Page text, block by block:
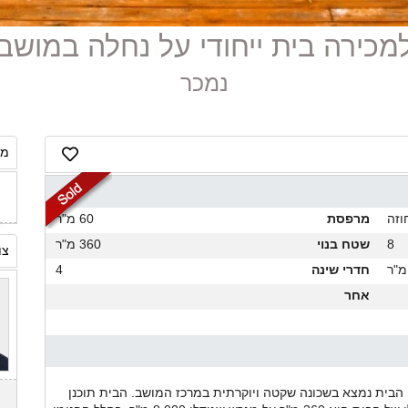
נמכר
מרפסת
60 מ"ר
8
שטח בנוי
360 מ"ר
חדרי שינה
4
אחר
נמצא בשכונה שקטה ויוקרתית במרכז המושב. הבית תוכנן